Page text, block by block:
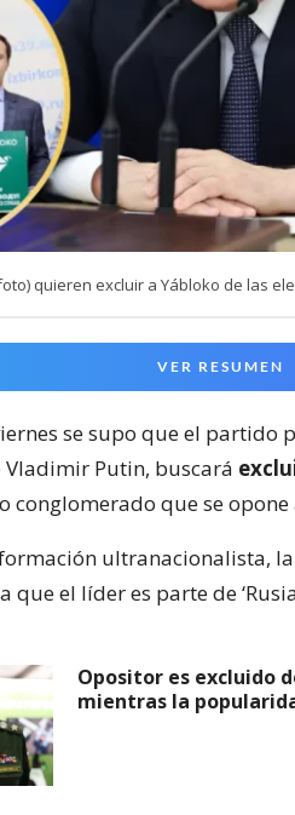
quieren excluir a Yábloko de las
VER RESUMEN
se supo que el partido
Putin, buscará
conglomerado que se
ultranacionalista,
que el líder es parte de
Opositor es excluido
mientras la